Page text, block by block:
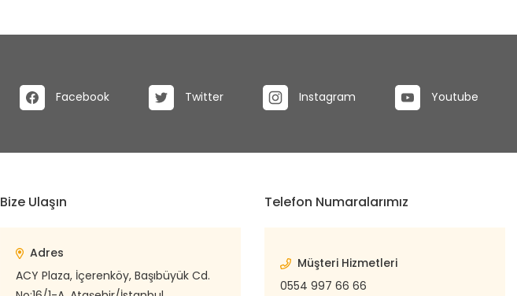
Facebook Twitter Instagram Youtube
Bize Ulaşın
Adres
ACY Plaza, İçerenköy, Başıbüyük Cd.
Telefon Numaralarımız
Müşteri Hizmetleri
0554 997 66 66